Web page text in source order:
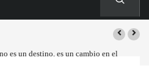
es un destino, es un cambio en el